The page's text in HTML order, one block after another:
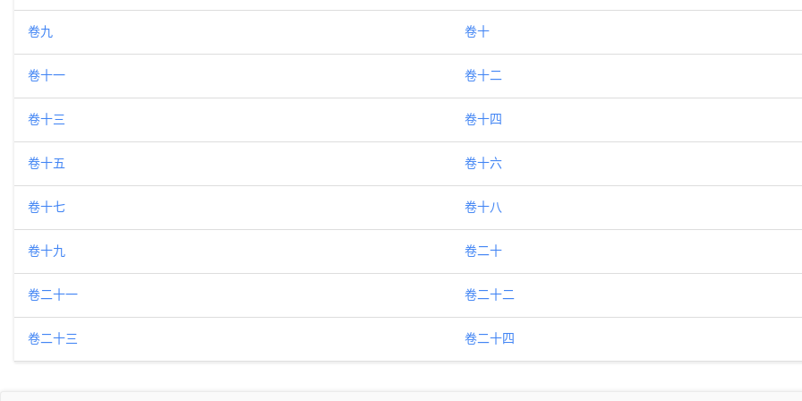
卷九 卷十
卷十一 卷十二
卷十三 卷十四
卷十五 卷十六
卷十七 卷十八
卷十九 卷二十
卷二十一 卷二十二
卷二十三 卷二十四